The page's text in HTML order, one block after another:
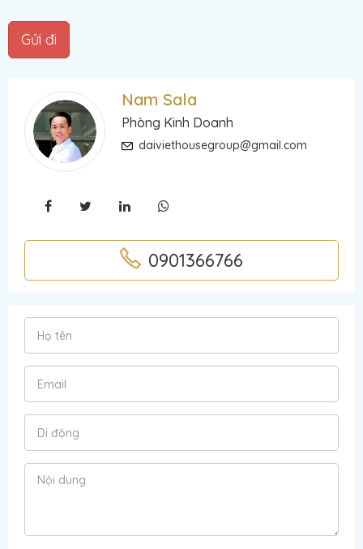
Gửi đi
Nam Sala
Phòng Kinh Doanh
daiviethousegroup@gmail.com
0901366766